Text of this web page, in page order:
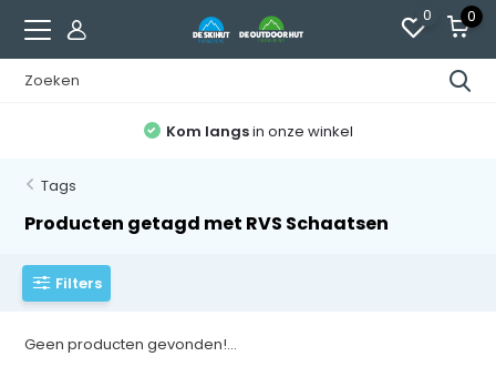
0 0
Kom langsin onze winkel
Tags
Producten getagd met RVS Schaatsen
Filters
Geen producten gevonden!...